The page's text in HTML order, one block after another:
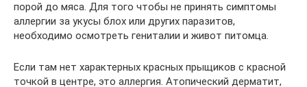
порой до мяса. Для того чтобы не принять симптомы
аллергии за укусы блох или других паразитов,
необходимо осмотреть гениталии и живот питомца.
Если там нет характерных красных прыщиков с красной
точкой в центре, это аллергия. Атопический дерматит,